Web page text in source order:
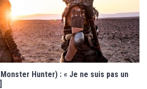
Hunter) : « Je ne suis pas un